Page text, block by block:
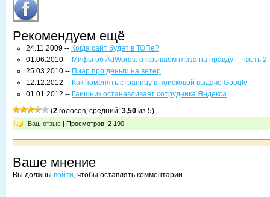
Рекомендуем ещё
24.11.2009 -- Когда сайт будет в ТОПе?
01.06.2010 -- Мифы об AdWords: открываем глаза на правду – Часть 2
25.03.2010 -- Пиар про деньги на ветер
12.12.2012 -- Как поменять страницу в поисковой выдаче Google
01.01.2012 -- Гаишник останавливает сотрудника Яндекса
(2 голосов, средний: 3,50 из 5)
Ваш отзыв | Просмотров: 2 190
Ваше мнение
Вы должны войти, чтобы оставлять комментарии.